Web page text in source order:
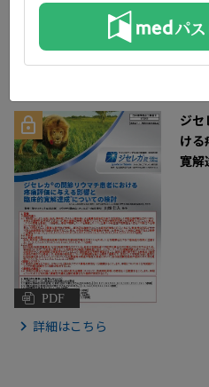
詳細はこちら
PDF
ジセ
ける
寛解
詳細はこちら